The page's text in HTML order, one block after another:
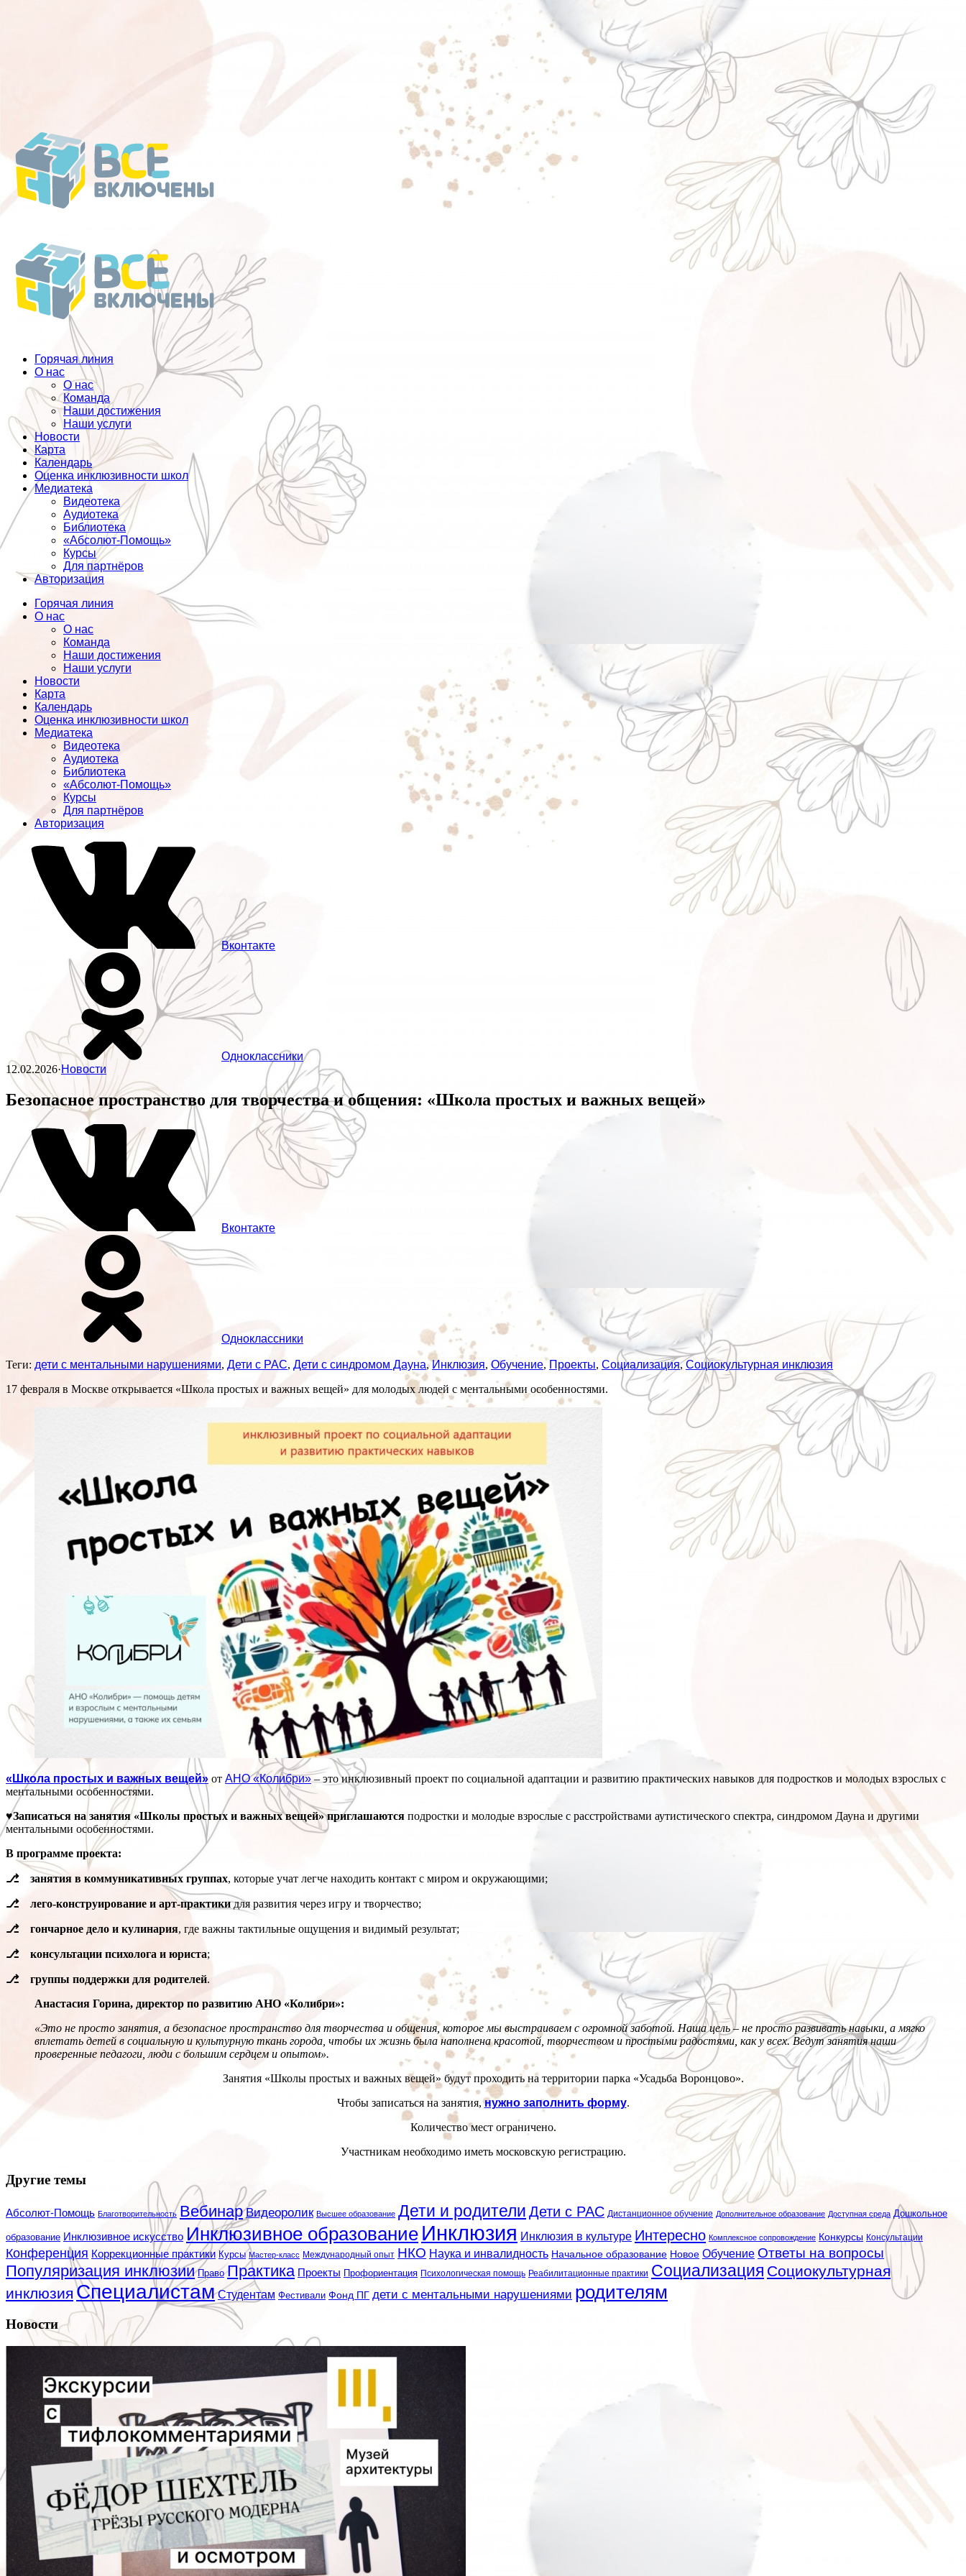
Горячая линия
О нас
О нас
Команда
Наши достижения
Наши услуги
Новости
Карта
Календарь
Оценка инклюзивности школ
Медиатека
Видеотека
Аудиотека
Библиотека
«Абсолют-Помощь»
Курсы
Для партнёров
Авторизация
Горячая линия
О нас
О нас
Команда
Наши достижения
Наши услуги
Новости
Карта
Календарь
Оценка инклюзивности школ
Медиатека
Видеотека
Аудиотека
Библиотека
«Абсолют-Помощь»
Курсы
Для партнёров
Авторизация
Вконтакте
Одноклассники
12.02.2026·Новости
Безопасное пространство для творчества и общения: «Школа простых и важных вещей»
Вконтакте
Одноклассники
Теги: дети с ментальными нарушениями, Дети с РАС, Дети с синдромом Дауна,Инклюзия,Обучение, Проекты, Социализация,Социокультурная инклюзия
17 февраля в Москве открывается «Школа простых и важных вещей» для молодых людей с ментальными особенностями.
«Школа простых и важных вещей» от АНО «Колибри»– это инклюзивный проект по социальной адаптации и развитию практических навыков для подростков и молодых взрослых с
ментальными особенностями.
♥Записаться на занятия «Школы простых и важных вещей» приглашаются подростки и молодые взрослые с расстройствами аутистического спектра, синдромом Дауна и другими
ментальными особенностями.
В программе проекта:
⎇ занятия в коммуникативных группах, которые учат легче находить контакт с миром и окружающими;
⎇ лего-конструирование и арт-практикидля развития через игру и творчество;
⎇ гончарное дело и кулинария, где важны тактильные ощущения и видимый результат;
⎇ консультации психолога и юриста;
⎇ группы поддержки для родителей.
Анастасия Горина, директор по развитию АНО «Колибри»:
«Это не просто занятия, а безопасное пространство для творчества и общения, которое мы выстраиваем с огромной заботой. Наша цель – не просто развивать навыки, а мягко
вплетать детей в социальную и культурную ткань города, чтобы их жизнь была наполнена красотой, творчеством и простыми радостями, как у всех. Ведут занятия наши
проверенные педагоги, люди с большим сердцем и опытом».
Занятия «Школы простых и важных вещей» будут проходить на территории парка «Усадьба Воронцово».
Чтобы записаться на занятия,нужно заполнить форму.
Количество мест ограничено.
Участникам необходимо иметь московскую регистрацию.
Другие темы
Абсолют-Помощь Благотворительность Вебинар Видеоролик Высшее образование Дети и родители Дети с РАС Дистанционное обучение Дополнительное образование Доступная среда Дошкольное
образование Инклюзивное искусство Инклюзивное образование Инклюзия Инклюзия в культуре Интересно Комплексное сопровождение Конкурсы Консультации
Конференция Коррекционные практики Курсы Мастер-класс Международный опыт НКО Наука и инвалидность Начальное образование Новое Обучение Ответы на вопросы
Популяризация инклюзии Право Практика Проекты Профориентация Психологическая помощь Реабилитационные практики Социализация Социокультурная
инклюзия Специалистам Студентам Фестивали Фонд ПГ дети с ментальными нарушениями родителям
Новости